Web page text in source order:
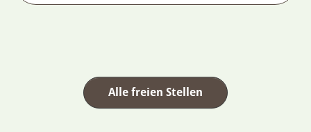
Alle freien Stellen